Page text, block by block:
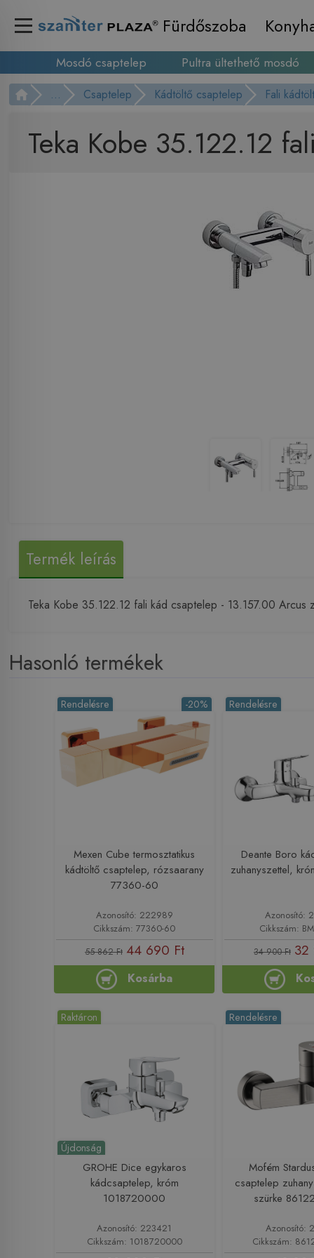
Fürdőszoba
Mosdó csaptelep Pultra ültethető mosdó
... Csaptelep Kádtöltő csaptelep Fali
Teka Kobe 35.122.12
Termék leírás
Teka Kobe 35.122.12 fali kád csaptelep - 13.157.00 Arcus
Hasonló termékek
-20%
Rendelésre
Mexen Cube termosztatikus
kádtöltő csaptelep, rózsaarany
77360-60
Azonosító: 222989
Cikkszám: 77360-60
55 862 Ft 44 690 Ft
Kosárba
Rendelésre
Deante Boro
zuhanyszettel,
Azonosító:
Cikkszám:
34 900 Ft 32
Újdonság
Raktáron
GROHE Dice egykaros
kádcsaptelep, króm
1018720000
Azonosító: 223421
Cikkszám: 1018720000
Rendelésre
Mofém
csaptelep
szürke
Azonosító:
Cikkszám: